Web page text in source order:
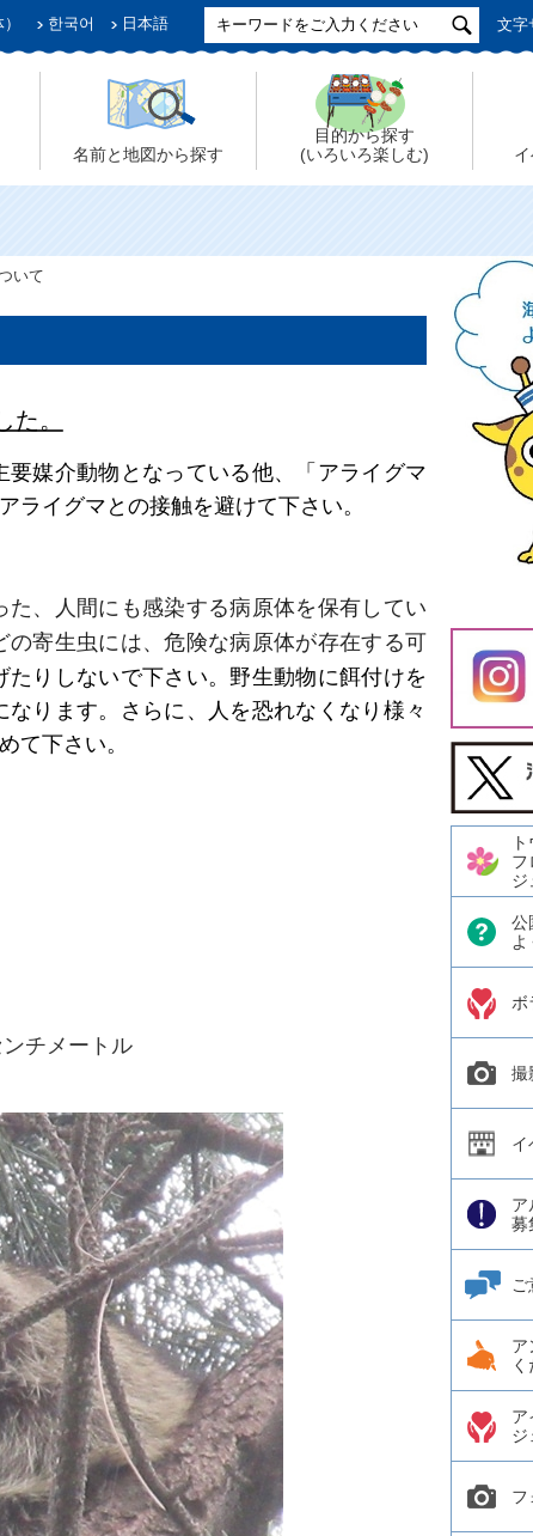
한국어 日本語 文字
名前と地図から探す
目的から探す
(いろいろ楽しむ)
いて
た。
要媒介動物となっている他、「アライグマ
ライグマとの接触を避けて下さい。
、人間にも感染する病原体を保有してい
寄生虫には、危険な病原体が存在する可
りしないで下さい。 野生動物に餌付けを
ります。
さらに、人を恐れなくなり様々
て下さい。
チメートル
今日の
X】
フ
ジ
公
よ
ボ
撮
イ
ア
募
ア
ア
ジ
フ